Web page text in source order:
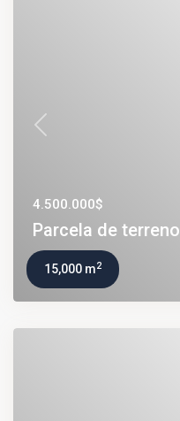
Previous
4.500.000$
Parcela de
15,000 m2